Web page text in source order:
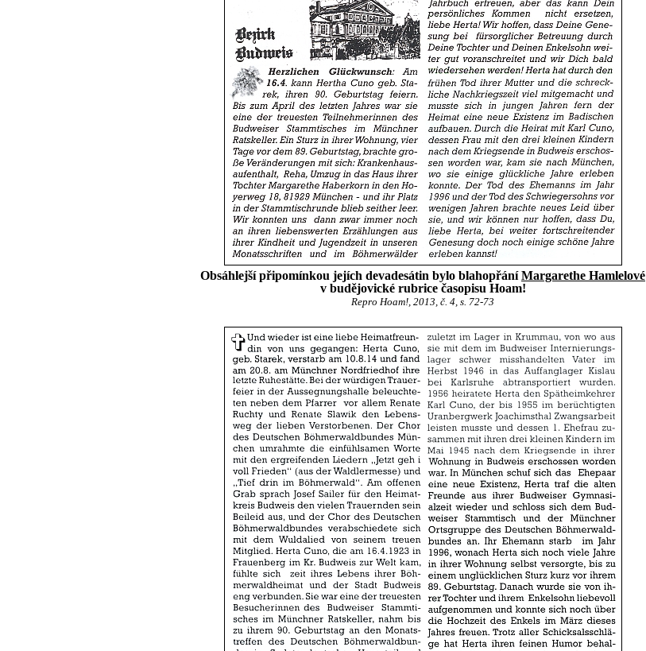
Obsáhlejší připomínkou jejích devadesátin bylo blahopřáníMargarethe Hamlelové
v budějovické rubrice časopisu Hoam!
Repro Hoam!, 2013, č. 4, s. 72-73